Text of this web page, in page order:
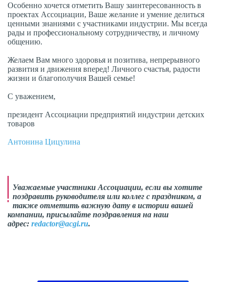
Особенно хочется отметить Вашу заинтересованность в
проектах Ассоциации, Ваше желание и умение делиться
ценными знаниями с участниками индустрии. Мы всегда
рады и профессиональному сотрудничеству, и личному
общению.
Желаем Вам много здоровья и позитива, непрерывного
развития и движения вперед! Личного счастья, радости
жизни и благополучия Вашей семье!
С уважением,
президент Ассоциации предприятий индустрии детских
товаров
Антонина Цицулина
Уважаемые участники Ассоциации, если вы хотите
поздравить руководителя или коллег с праздником, а
также отметить важную дату в истории вашей
компании, присылайте поздравления на наш
адрес: redactor@acgi.ru.